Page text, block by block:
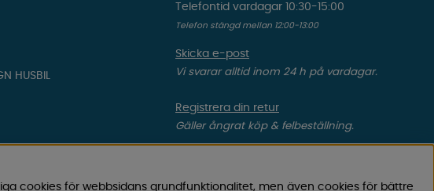
HUSBIL
Telefontid vardagar 10:30-15:00
Telefon stängd mellan 12:00-13:00
Skicka e-post
Vi svarar alltid inom 24 h på vardagar.
Registrera din retur
Gäller ångrat köp & felbeställning.
Gäller defekt vara, transportskada etc.
cookies för webbsidans grundfunktionalitet, men även cookies för bättre